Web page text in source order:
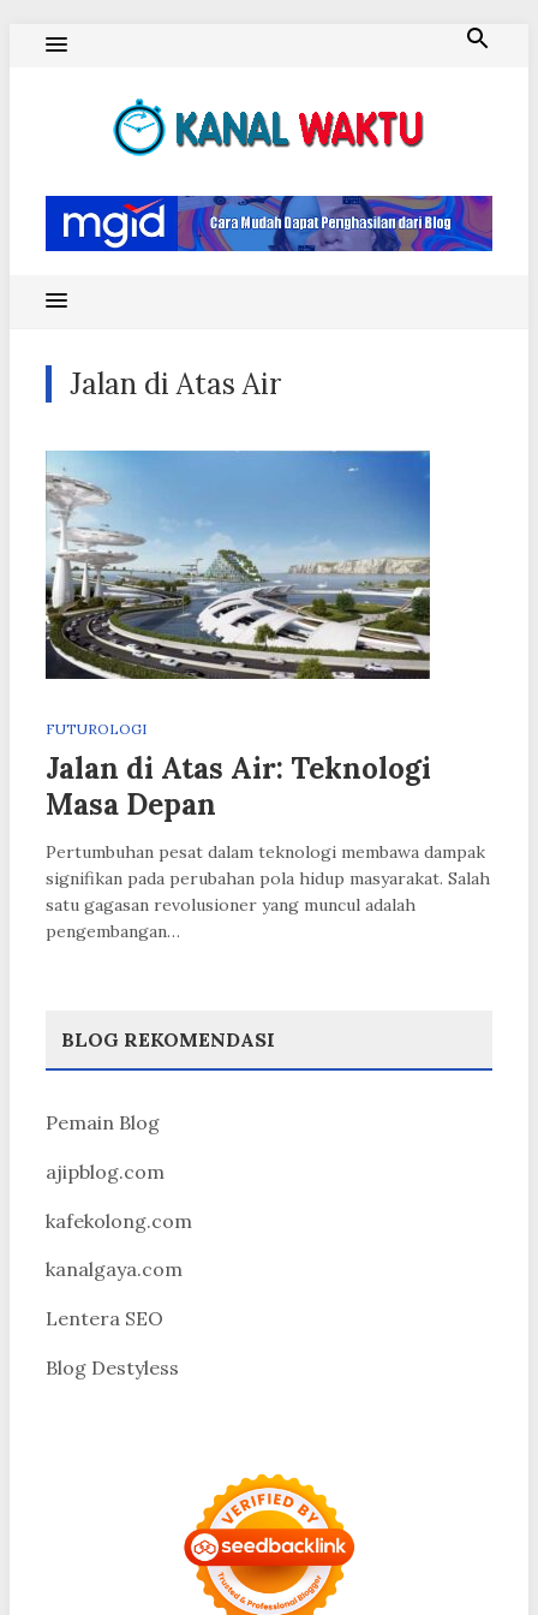
Jalan di Atas Air
FUTUROLOGI
Jalan di Atas Air: Teknologi
Masa Depan
Pertumbuhan pesat dalam teknologi membawa dampak
signifikan pada perubahan pola hidup masyarakat. Salah
satu gagasan revolusioner yang muncul adalah
pengembangan…
BLOG REKOMENDASI
Pemain Blog
ajipblog.com
kafekolong.com
kanalgaya.com
Lentera SEO
Blog Destyless